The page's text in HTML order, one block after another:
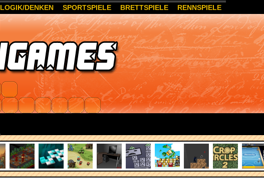
LOGIK/DENKEN SPORTSPIELE BRETTSPIELE RENNSPIELE